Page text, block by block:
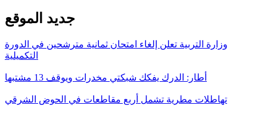
جديد الموقع
وزارة التربية تعلن إلغاء امتحان ثمانية مترشحين في الدورة
التكميلية
أطار: الدرك يفكك شبكتي مخدرات ويوقف 13 مشتبها
تهاطلات مطرية تشمل أربع مقاطعات في الحوض الشرقي